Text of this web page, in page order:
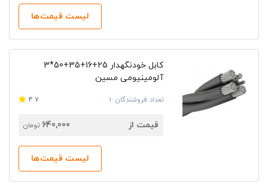
لیست قیمت‌ها
کابل خودنگهدار 25+16+35+50*3
آلومینیومی مسین
تعداد فروشندگان :1 4.7
قیمت از 640,000 تومان
لیست قیمت‌ها